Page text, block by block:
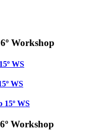
Workshop
WS
WS
15º WS
Workshop